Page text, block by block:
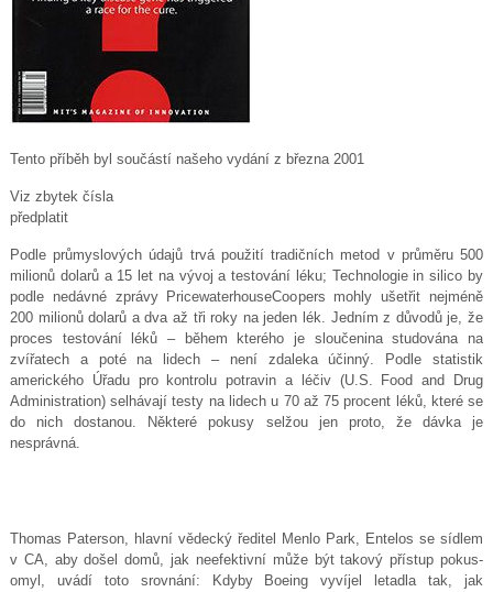
Tento příběh byl součástí našeho vydání z března 2001
Viz zbytek čísla
předplatit
Podle průmyslových údajů trvá použití tradičních metod v průměru 500
milionů dolarů a 15 let na vývoj a testování léku; Technologie in silico by
podle nedávné zprávy PricewaterhouseCoopers mohly ušetřit nejméně
200 milionů dolarů a dva až tři roky na jeden lék. Jedním z důvodů je, že
proces testování léků – během kterého je sloučenina studována na
zvířatech a poté na lidech – není zdaleka účinný. Podle statistik
amerického Úřadu pro kontrolu potravin a léčiv (U.S. Food and Drug
Administration) selhávají testy na lidech u 70 až 75 procent léků, které se
do nich dostanou. Některé pokusy selžou jen proto, že dávka je
nesprávná.
Thomas Paterson, hlavní vědecký ředitel Menlo Park, Entelos se sídlem
v CA, aby došel domů, jak neefektivní může být takový přístup pokus-
omyl, uvádí toto srovnání: Kdyby Boeing vyvíjel letadla tak, jak